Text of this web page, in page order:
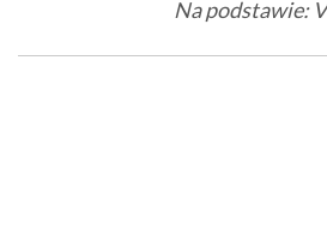
Na podstawie: